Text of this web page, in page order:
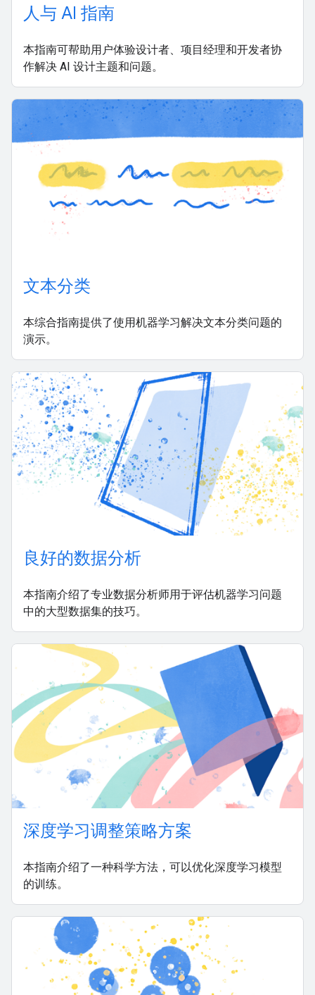
人与 AI 指南
本指南可帮助用户体验设计者、项目经理和开发者协
作解决 AI 设计主题和问题。
文本分类
本综合指南提供了使用机器学习解决文本分类问题的
演示。
良好的数据分析
本指南介绍了专业数据分析师用于评估机器学习问题
中的大型数据集的技巧。
深度学习调整策略方案
本指南介绍了一种科学方法，可以优化深度学习模型
的训练。